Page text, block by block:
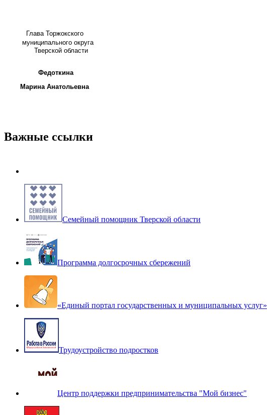
Глава Торжокского
муниципального округа
Тверской области
Федоткина
Марина Анатольевна
Важные ссылки
Семейный помощник Тверской области
Программа долгосрочных сбережений
«Единый портал государственных и муниципальных услуг»
Трудоустройство подростков
Центр поддержки предпринимательства "Мой бизнес"